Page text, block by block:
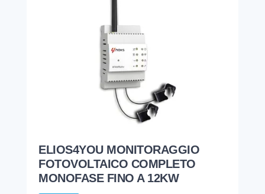
ELIOS4YOU MONITORAGGIO
FOTOVOLTAICO COMPLETO
MONOFASE FINO A 12KW